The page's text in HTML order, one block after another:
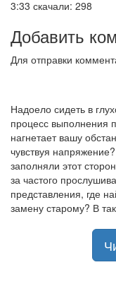
3:33 скачали: 298
Добавить
Для отправки
Надоело сидеть в
процесс выполнения
нагнетает вашу
чувствуя
заполняли этот
за частого
представления, где
замену старому? В
Музыкальный
приветствует своих